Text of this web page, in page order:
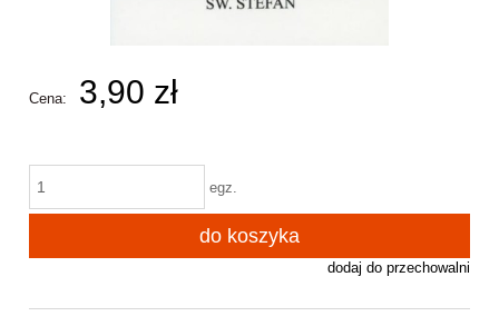
Cena: 3,90 zł
egz.
do koszyka
dodaj do przechowalni